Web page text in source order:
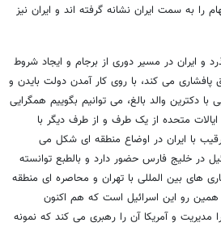
را به سمت ایران نشانه گرفته اند و ایران نیز
و ایران در مسیر دوری از برجام و ایجاد شروط
پافشاری می کند، با روی کار آمدن دولت بایدن و
با دکترین والد بالغ، می توانیم بگوییم همگرایی
متحده از یک طرف و از طرف دیگر با
با ایران در اوضاع منطقه ای شکل می
در خلیج فارس حضور دارد و بالطبع توانسته
های بین المللی با تهران و محاصره ای منطقه
همین رو این اسرائیل است که هم اکنون
مدیریت و آمریکا آن را رهبری می کند که نمونه